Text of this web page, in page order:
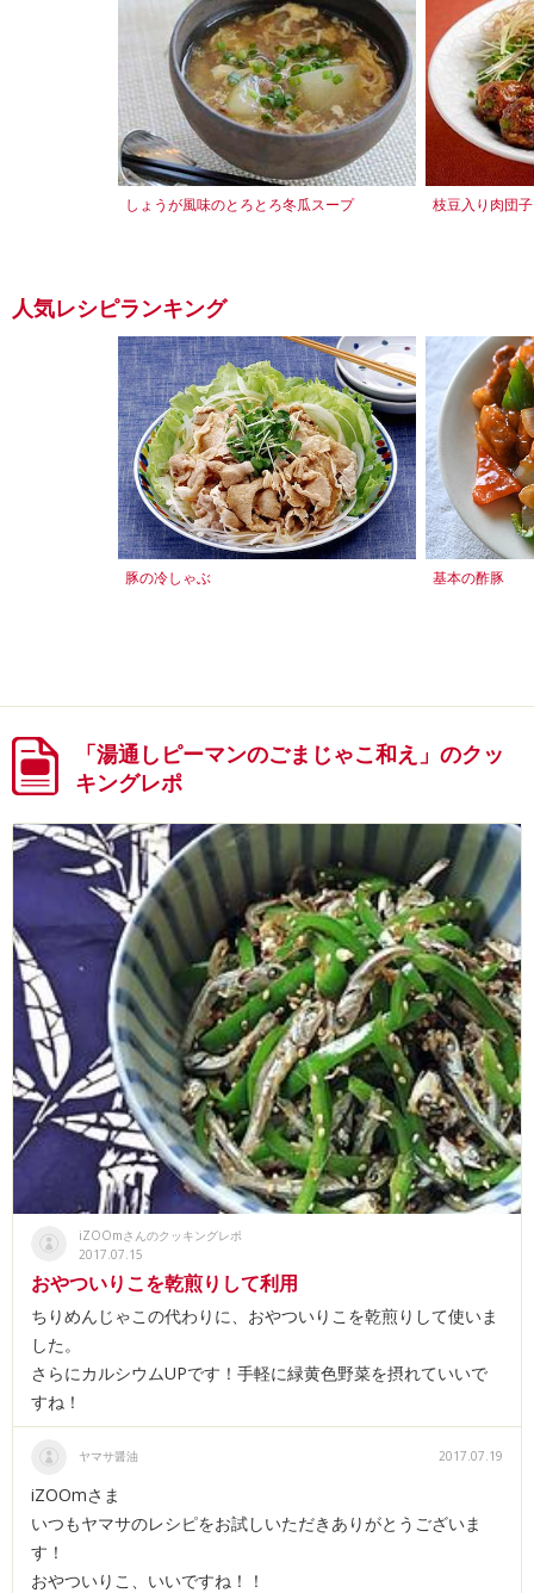
しょうが風味のとろとろ冬瓜スープ 枝豆入り肉団子
人気レシピランキング
豚の冷しゃぶ 基本の酢豚
「湯通しピーマンのごまじゃこ和え」のクッ
キングレポ
iZOOmさんのクッキングレポ
2017.07.15
おやついりこを乾煎りして利用
ちりめんじゃこの代わりに、おやついりこを乾煎りして使いま
した。
さらにカルシウムUPです！手軽に緑黄色野菜を摂れていいで
すね！
ヤマサ醤油 2017.07.19
iZOOmさま
いつもヤマサのレシピをお試しいただきありがとうございま
す！
おやついりこ、いいですね！！